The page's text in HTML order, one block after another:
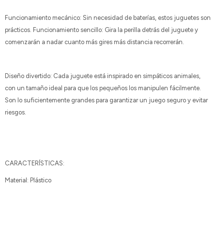
Funcionamiento mecánico: Sin necesidad de baterías, estos juguetes son
prácticos. Funcionamiento sencillo: Gira la perilla detrás del juguete y
comenzarán a nadar cuanto más gires más distancia recorrerán.
Diseño divertido: Cada juguete está inspirado en simpáticos animales,
con un tamaño ideal para que los pequeños los manipulen fácilmente.
Son lo suficientemente grandes para garantizar un juego seguro y evitar
riesgos.
CARACTERÍSTICAS:
Material: Plástico